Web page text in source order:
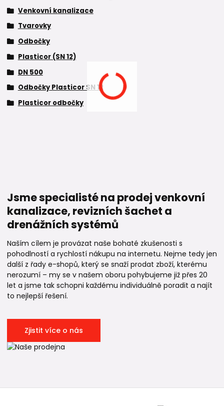
Venkovní kanalizace
Tvarovky
Odbočky
Plasticor (SN 12)
DN 500
Odbočky Plasticor SN 12
Plasticor odbočky
Jsme specialisté na prodej venkovní
kanalizace, revizních šachet a
drenážních systémů
Naším cílem je provázat naše bohaté zkušenosti s
pohodlností a rychlostí nákupu na internetu. Nejme tedy jen
další z řady e-shopů, který se snaží prodat zboží, kterému
nerozumí – my se v našem oboru pohybujeme již přes 20
let a jsme tak schopni každému individuálně poradit a najít
to nejlepší řešení.
Zjistit více o nás